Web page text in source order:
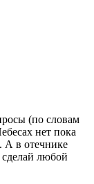
(по словам
нет пока
А в отечнике
сделай любой